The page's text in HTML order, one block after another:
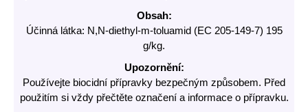
Obsah:
Účinná látka: N,N-diethyl-m-toluamid (EC 205-149-7) 195
g/kg.
Upozornění:
Používejte biocidní přípravky bezpečným způsobem. Před
použitím si vždy přečtěte označení a informace o přípravku.